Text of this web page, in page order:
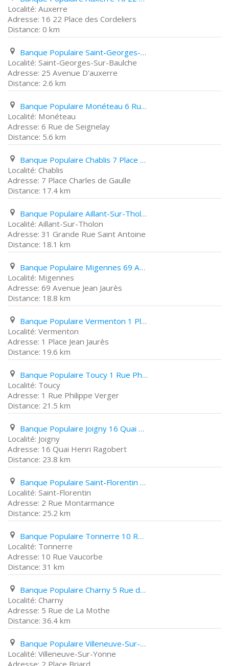
Auxerre
16 22 Place des Cordeliers
0 km
Banque Populaire Saint-Georges-Sur-Baulche 25 Avenue D'auxerre
Saint-Georges-Sur-Baulche
25 Avenue D'auxerre
2.6 km
Banque Populaire Monéteau 6 Rue de Seignelay
Monéteau
6 Rue de Seignelay
5.6 km
Banque Populaire Chablis 7 Place Charles de Gaulle
Chablis
7 Place Charles de Gaulle
17.4 km
Banque Populaire Aillant-Sur-Tholon 31 Grande Rue Saint Antoine
Aillant-Sur-Tholon
31 Grande Rue Saint Antoine
18.1 km
Banque Populaire Migennes 69 Avenue Jean Jaurès
Migennes
69 Avenue Jean Jaurès
18.8 km
Banque Populaire Vermenton 1 Place Jean Jaurès
Vermenton
1 Place Jean Jaurès
19.6 km
Banque Populaire Toucy 1 Rue Philippe Verger
Toucy
1 Rue Philippe Verger
21.5 km
Banque Populaire Joigny 16 Quai Henri Ragobert
Joigny
16 Quai Henri Ragobert
23.8 km
Banque Populaire Saint-Florentin 2 Rue Montarmance
Saint-Florentin
2 Rue Montarmance
25.2 km
Banque Populaire Tonnerre 10 Rue Vaucorbe
Tonnerre
10 Rue Vaucorbe
31 km
Banque Populaire Charny 5 Rue de La Mothe
Charny
5 Rue de La Mothe
36.4 km
Banque Populaire Villeneuve-Sur-Yonne 2 Place Briard
Villeneuve-Sur-Yonne
2 Place Briard